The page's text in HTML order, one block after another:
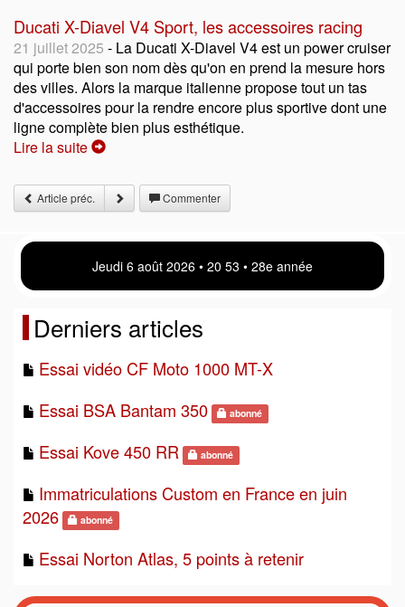
Ducati X-Diavel V4 Sport, les accessoires racing
21 juillet 2025 - La Ducati X-Diavel V4 est un power cruiser
qui porte bien son nom dès qu'on en prend la mesure hors
des villes. Alors la marque italienne propose tout un tas
d'accessoires pour la rendre encore plus sportive dont une
ligne complète bien plus esthétique.
Lire la suite
Article préc. Commenter
Jeudi 6 août 2026 • 20 53 • 28e année
Derniers articles
Essai vidéo CF Moto 1000 MT-X
Essai BSA Bantam 350
abonné
Essai Kove 450 RR abonné
Immatriculations Custom en France en juin
2026
abonné
Essai Norton Atlas, 5 points à retenir